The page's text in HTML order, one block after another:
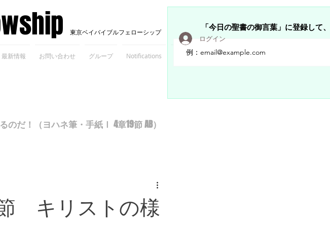
東京ベイバイブルフェローシップ
最新情報 お問い合わせ グループ Notifications Members
「今日の聖書の御言葉」に登録して
ログイン
だ！（ヨハネ筆・手紙Ⅰ 4章19節 AB）
キリストの様